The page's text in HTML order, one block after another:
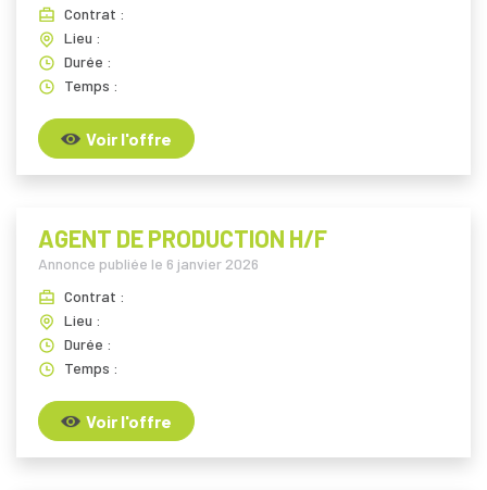
Contrat :
Lieu :
Durée :
Temps :
Voir l'offre
AGENT DE PRODUCTION H/F
Annonce publiée le 6 janvier 2026
Contrat :
Lieu :
Durée :
Temps :
Voir l'offre